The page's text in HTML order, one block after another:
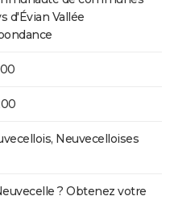
d'Évian Vallée
Neuvecelloises
? Obtenez votre